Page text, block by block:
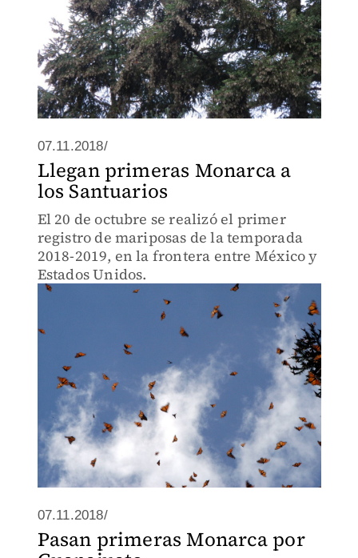
07.11.2018/
Llegan primeras Monarca a
los Santuarios
El 20 de octubre se realizó el primer
registro de mariposas de la temporada
2018-2019, en la frontera entre México y
Estados Unidos.
07.11.2018/
Pasan primeras Monarca por